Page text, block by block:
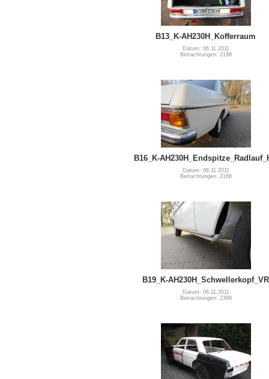
B13_K-AH230H_Kofferraum
Datum: 06.11.2011
Betrachtungen: 2198
B16_K-
Datum: 06.11.2011
Betrachtungen: 2166
B19_K-AH230H_Schwellerkopf_VR
Datum: 06.11.2011
Betrachtungen: 2399